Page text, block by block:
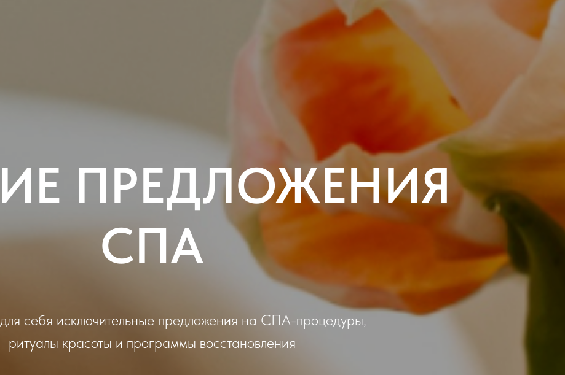
ПРЕДЛОЖЕНИЯ
СПА
себя исключительные предложения на СПА-процедуры,
ритуалы красоты и программы восстановления